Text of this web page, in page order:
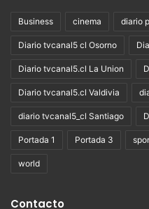
Business cinema diario
Diario tvcanal5 cl Osorno
Diario tvcanal5.cl La Union
Diario tvcanal5.cl Valdivia
diario tvcanal5_cl Santiago
Portada 1 Portada 3
world
Contacto